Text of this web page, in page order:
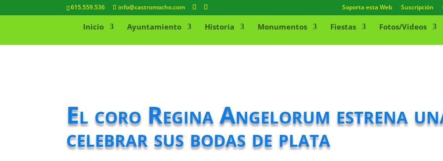
615.559.536 info@castromocho.com Soporta esta Web Suscripción
Inicio Ayuntamiento Historia Monumentos Fiestas Fotos/Videos
El coro Regina Angelorum estrena
celebrar sus bodas de plata